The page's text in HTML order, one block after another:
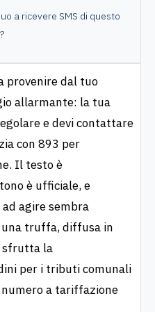
a ricevere SMS di questo
provenire dal tuo
allarmante: la tua
e devi contattare
con 893 per
Il testo è
è ufficiale, e
agire sembra
truffa, diffusa in
sfrutta la
per i tributi comunali
a tariffazione